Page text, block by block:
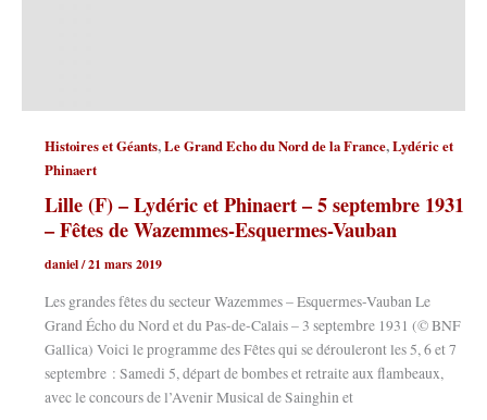
Histoires et Géants,Le Grand Echo du Nord de la France,Lydéric et
Phinaert
Lille (F) – Lydéric et Phinaert – 5 septembre 1931
– Fêtes de Wazemmes-Esquermes-Vauban
daniel/21 mars 2019
Les grandes fêtes du secteur Wazemmes – Esquermes-Vauban Le
Grand Écho du Nord et du Pas-de-Calais – 3 septembre 1931 (© BNF
Gallica) Voici le programme des Fêtes qui se dérouleront les 5, 6 et 7
septembre : Samedi 5, départ de bombes et retraite aux flambeaux,
avec le concours de l’Avenir Musical de Sainghin et